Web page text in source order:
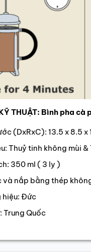
THUẬT: Bình pha
(DxRxC): 13.5 x 8.5 x
Thuỷ tinh không mùi
350 ml ( 3 ly )
và nắp bằng thép
hiệu: Đức
Trung Quốc